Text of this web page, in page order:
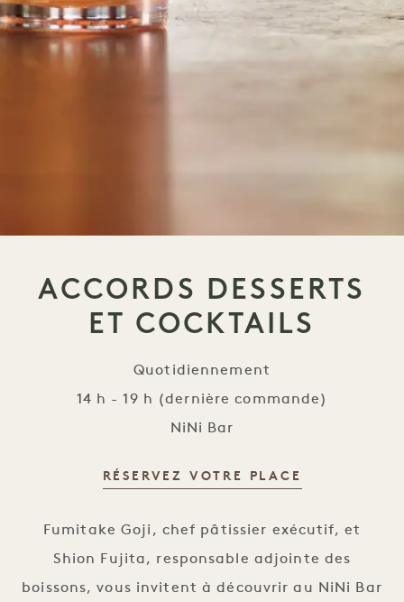
ACCORDS DESSERTS
ET COCKTAILS
Quotidiennement
14 h - 19 h (dernière commande)
NiNi Bar
Accords desserts et cocktails
RÉSERVEZ VOTRE PLACE
Fumitake Goji, chef pâtissier exécutif, et
Shion Fujita, responsable adjointe des
boissons, vous invitent à découvrir au NiNi Bar